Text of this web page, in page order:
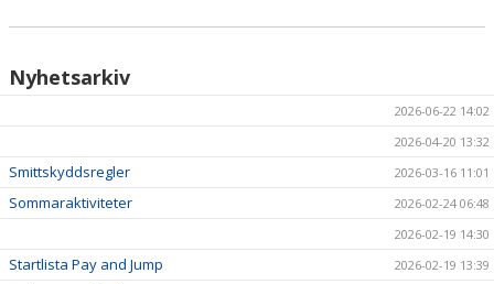
Nyhetsarkiv
2026-06-22 14:02
2026-04-20 13:32
Smittskyddsregler 2026-03-16 11:01
Sommaraktiviteter
2026-02-24 06:48
2026-02-19 14:30
Startlista Pay and Jump 2026-02-19 13:39